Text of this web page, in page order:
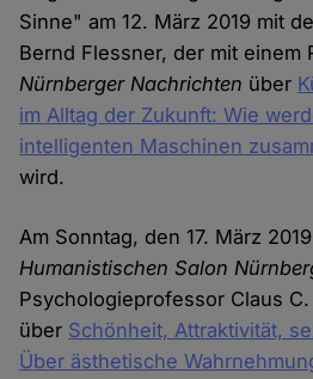
Sinne" am 12. März 2019 mit
Bernd Flessner, der mit einem
Nürnberger Nachrichten über
im Alltag der Zukunft: Wie
intelligenten Maschinen
wird.
Am Sonntag, den 17. März
Humanistischen Salon
Psychologieprofessor Claus
über Schönheit, Attraktivität,
Über ästhetische